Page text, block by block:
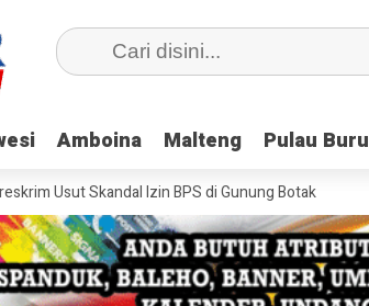
Amboina Malteng Pulau Buru
Amboina Malteng Pulau Buru
Usut Skandal Izin BPS di Gunung Botak